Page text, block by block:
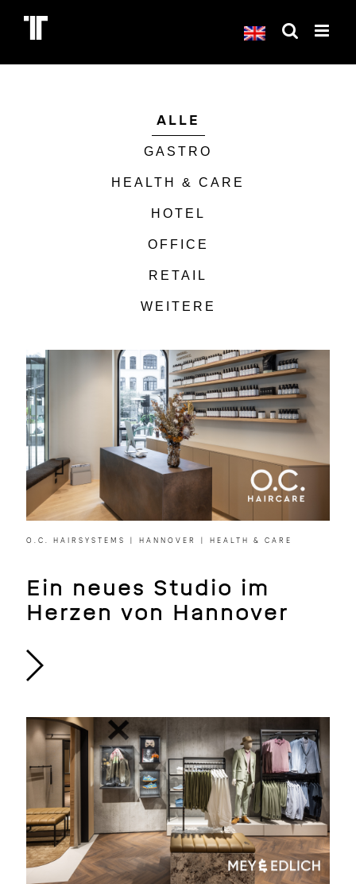
ALLE
GASTRO
HEALTH & CARE
HOTEL
OFFICE
RETAIL
WEITERE
O.C. HAIRSYSTEMS | HANNOVER | HEALTH & CARE
Ein neues Studio im
Herzen von Hannover